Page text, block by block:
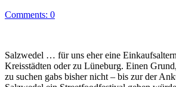
Comments: 0
Salzwedel … für uns eher eine
Kreisstädten oder zu Lüneburg. Einen
zu suchen gabs bisher nicht – bis zur der